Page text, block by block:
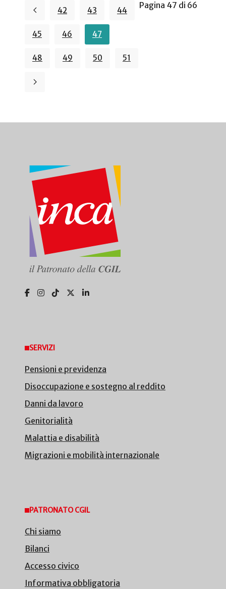
Pagina 47 di 66
42 43 44
45 46 47
48 49 50 51
SERVIZI
Pensioni e previdenza
Disoccupazione e sostegno al reddito
Danni da lavoro
Genitorialità
Malattia e disabilità
Migrazioni e mobilità internazionale
PATRONATO CGIL
Chi siamo
Bilanci
Accesso civico
Informativa obbligatoria